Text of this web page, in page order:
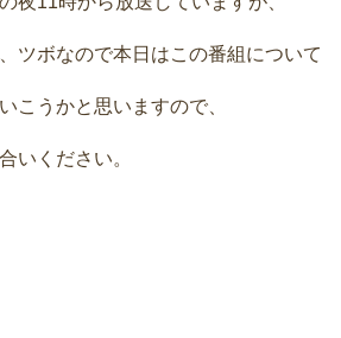
ツボなので本日はこの番組について
こうかと思いますので、
いください。